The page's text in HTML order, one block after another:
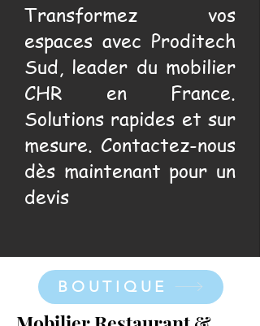
Transformez vos
espaces avec Proditech
Sud, leader du mobilier
CHR en France.
Solutions rapides et sur
mesure. Contactez-nous
dès maintenant pour un
devis
BOUTIQUE